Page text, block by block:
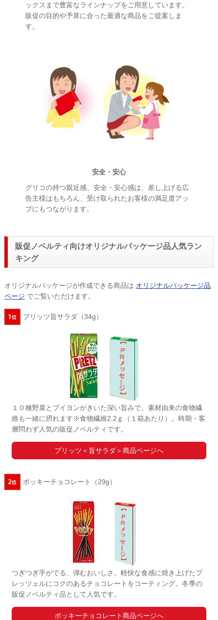
ックスまで豊富なラインナップをご用意しています。
販促の目的や予算に合った最適な商品をご提案しま
す。
安全・安心
グリコの持つ親近感、安全・安心感は、差し上げる広
告主様はもちろん、受け取られたお客様の満足度アッ
プにもつながります。
販促ノベルティ向けオリジナルパッケージ品人気ラン
キング
オリジナルパッケージが作成できる商品は オリジナルパッケージ品
ページ でご覧いただけます。
プリッツ旨サラダ（34g）
１０種野菜とブイヨンがきいた深い旨みで、素材由来の食物繊
維も一緒に摂れます※食物繊維2.2ｇ（１箱あたり）。時期・客
層問わず人気の販促ノベルティです。
プリッツ＜旨サラダ＞商品ページへ
ポッキーチョコレート（29g）
つぎつぎ手がでる、弾むおいしさ。軽快な食感に焼き上げたプ
レッツェルにコクのあるチョコレートをコーティング。冬季の
販促ノベルティ品として人気です。
ポッキーチョコレート商品ページへ